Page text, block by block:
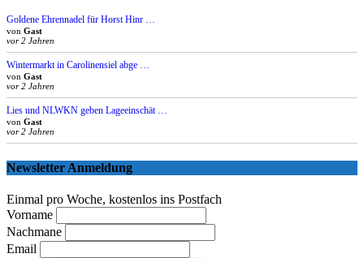
Goldene Ehrennadel für Horst Hinr …
von Gast
vor 2 Jahren
Wintermarkt in Carolinensiel abge …
von Gast
vor 2 Jahren
Lies und NLWKN geben Lageeinschät …
von Gast
vor 2 Jahren
Newsletter Anmeldung
Einmal pro Woche, kostenlos ins Postfach
Vorname
Nachmane
Email